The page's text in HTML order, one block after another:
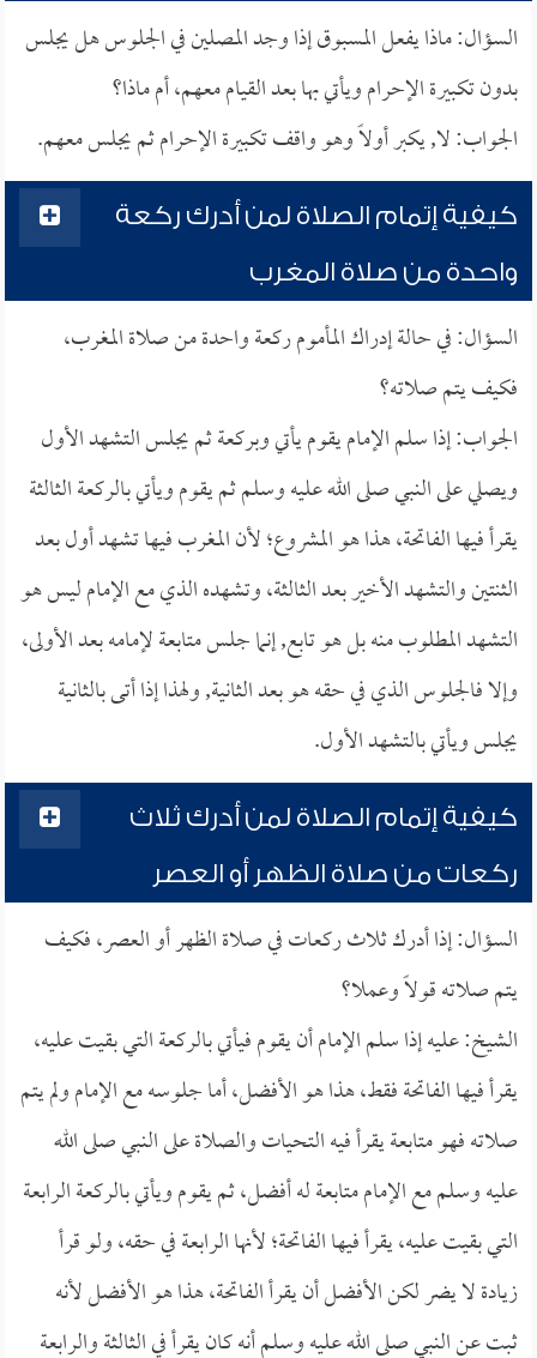
السؤال: ماذا يفعل المسبوق إذا وجد المصلين في الجلوس هل يجلس
بدون تكبيرة الإحرام ويأتي بها بعد القيام معهم، أم ماذا؟
الجواب: لا, يكبر أولاً وهو واقف تكبيرة الإحرام ثم يجلس معهم.
كيفية إتمام الصلاة لمن أدرك ركعة
واحدة من صلاة المغرب
السؤال: في حالة إدراك المأموم ركعة واحدة من صلاة المغرب،
فكيف يتم صلاته؟
الجواب: إذا سلم الإمام يقوم يأتي وبركعة ثم يجلس التشهد الأول
ويصلي على النبي صلى الله عليه وسلم ثم يقوم ويأتي بالركعة الثالثة
يقرأ فيها الفاتحة، هذا هو المشروع؛ لأن المغرب فيها تشهد أول بعد
الثنتين والتشهد الأخير بعد الثالثة، وتشهده الذي مع الإمام ليس هو
التشهد المطلوب منه بل هو تابع, إنما جلس متابعة لإمامه بعد الأولى،
وإلا فالجلوس الذي في حقه هو بعد الثانية, ولهذا إذا أتى بالثانية
يجلس ويأتي بالتشهد الأول.
كيفية إتمام الصلاة لمن أدرك ثلاث
ركعات من صلاة الظهر أو العصر
السؤال: إذا أدرك ثلاث ركعات في صلاة الظهر أو العصر، فكيف
يتم صلاته قولاً وعملا؟
الشيخ: عليه إذا سلم الإمام أن يقوم فيأتي بالركعة التي بقيت عليه،
يقرأ فيها الفاتحة فقط، هذا هو الأفضل، أما جلوسه مع الإمام ولم يتم
صلاته فهو متابعة يقرأ فيه التحيات والصلاة على النبي صلى الله
عليه وسلم مع الإمام متابعة له أفضل، ثم يقوم ويأتي بالركعة الرابعة
التي بقيت عليه، يقرأ فيها الفاتحة؛ لأنها الرابعة في حقه، ولو قرأ
زيادة لا يضر لكن الأفضل أن يقرأ الفاتحة، هذا هو الأفضل لأنه
ثبت عن النبي صلى الله عليه وسلم أنه كان يقرأ في الثالثة والرابعة